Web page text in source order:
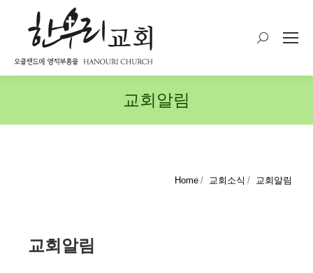
Search:
교회알림
Home 교회소식 교회알림
교회알림